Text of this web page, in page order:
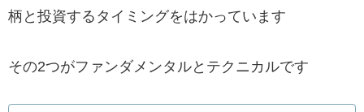
柄と投資するタイミングをはかっています
その2つがファンダメンタルとテクニカルです